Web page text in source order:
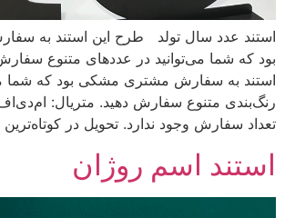
بود که شما می‌توانید در عددهای متنوع
استند به سفارش مشتری مشکی بود که شما
رنگ‌بندی متنوع سفارش دهید. متریال:
تعداد سفارش وجود ندارد. تحویل در
استند اسم روژان